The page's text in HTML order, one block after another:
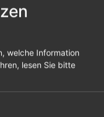
Flughäfen in
Hauptziel
welche Information
lesen Sie bitte